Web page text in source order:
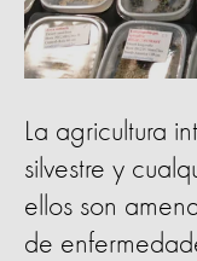
La agricultura
silvestre y
ellos son
de